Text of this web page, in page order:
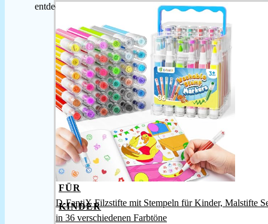
entdecken!
NIEDLICHE
TIERE
–
EINFACHE
AUSMALBILDER
FÜR
KINDER
D-FantiX Filzstifte mit Stempeln für Kinder, Malstifte
in 36 verschiedenen Farbtöne